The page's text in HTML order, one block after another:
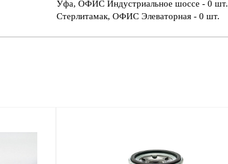
Уфа, ОФИС Индустриальное шоссе - 0 шт.
Стерлитамак, ОФИС Элеваторная - 0 шт.